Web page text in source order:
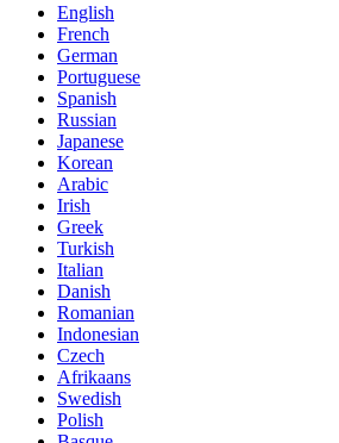
English
French
German
Portuguese
Spanish
Russian
Japanese
Korean
Arabic
Irish
Greek
Turkish
Italian
Danish
Romanian
Indonesian
Czech
Afrikaans
Swedish
Polish